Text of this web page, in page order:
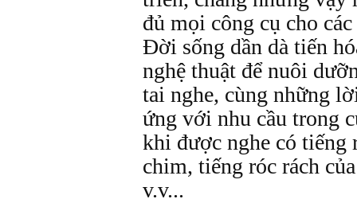
đủ mọi công cụ cho
Đời sống dần dà tiến
nghệ thuật để nuôi
tai nghe, cùng những
ứng với nhu cầu trong
khi được nghe có tiếng
chim, tiếng róc rách
v.v...